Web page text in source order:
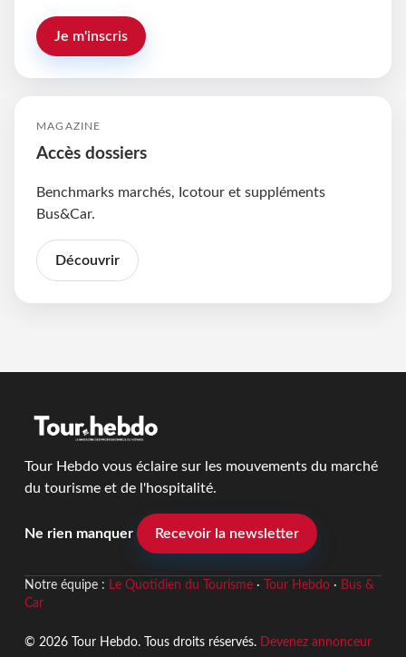
Je m'inscris
MAGAZINE
Accès dossiers
Benchmarks marchés, Icotour et suppléments
Bus&Car.
Découvrir
Tour Hebdo vous éclaire sur les mouvements du marché
du tourisme et de l'hospitalité.
Ne rien manquer Recevoir la newsletter
Notre équipe : Le Quotidien du Tourisme· Tour Hebdo· Bus &
Car
© 2026 Tour Hebdo. Tous droits réservés. Devenez annonceur